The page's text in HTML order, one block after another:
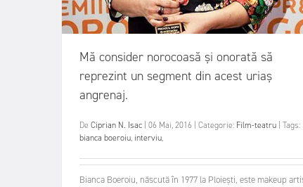
Mă consider norocoasă şi onorată să
reprezint un segment din acest uriaş
angrenaj.
De Ciprian N. Isac 06 Mai, 2016 Categorie: Film-teatru Tags:
bianca boeroiu, interviu,
Bianca Boeroiu, născută în 1977 la Ploiești, este makeup